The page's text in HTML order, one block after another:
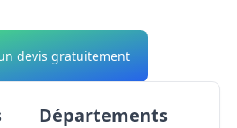
devis gratuitement
Départements